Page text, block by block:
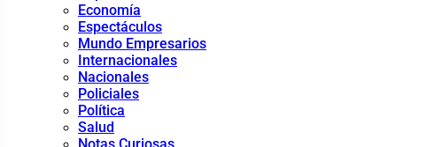
Economía
Espectáculos
Mundo Empresarios
Internacionales
Nacionales
Policiales
Política
Salud